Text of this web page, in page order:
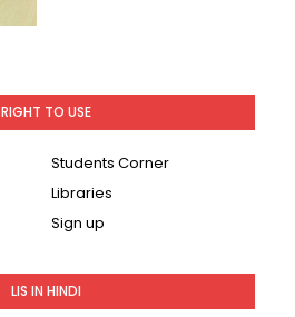
RIGHT TO USE
Students Corner
Libraries
Sign up
LIS IN HINDI